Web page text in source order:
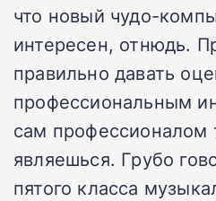
что новый чудо-
интересен, отнюдь.
правильно давать
профессиональным
сам профессионалом
являешься. Грубо
пятого класса